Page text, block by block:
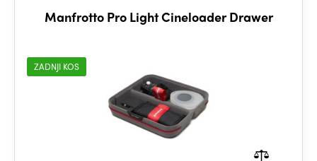
Manfrotto Pro Light Cineloader Drawer
ZADNJI KOS